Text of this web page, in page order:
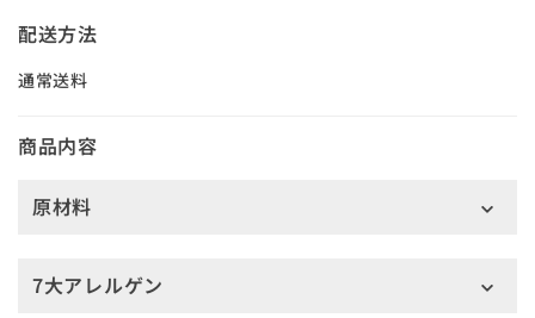
配送方法
通常送料
商品内容
原材料
7大アレルゲン